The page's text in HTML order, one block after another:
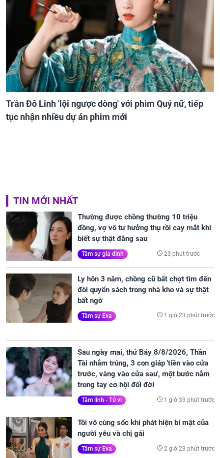
Trần Đô Linh 'lội ngược dòng' với phim Quý nữ, tiếp
tục nhận nhiều dự án phim mới
TIN MỚI NHẤT
Thường được chồng thường 10 triệu
đồng, vợ vô tư hưởng thụ rồi cay mắt khi
biết sự thật đằng sau
Tâm sự gia đình 23 phút trước
Ly hôn 3 năm, chồng cũ bất chợt tìm đến
đòi quyển sách trong nhà kho và sự thật
bất ngờ
Tâm sự Eva 1 giờ 23 phút trước
Sau ngày mai, thứ Bảy 8/8/2026, Thần
Tài nhắm trúng, 3 con giáp 'tiền vào cửa
trước, vàng vào cửa sau', một bước nắm
trong tay cơ hội đổi đời
Tâm linh - Tử vi 1 giờ 33 phút trước
Tôi vô cùng sốc khi phát hiện bí mật của
người yêu và chị gái
Tâm sự Eva 2 giờ 23 phút trước